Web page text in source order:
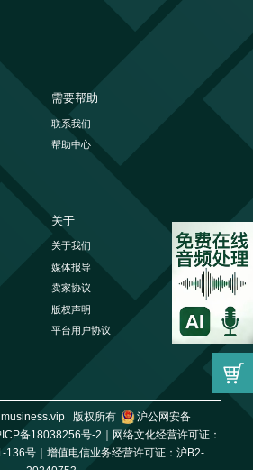
需要帮助
联系我们
帮助中心
关于
关于我们
媒体报导
卖家协议
版权声明
平台用户协议
版权所有
沪公网安备
备18038256号-2｜
网络文化经营许可证：
号｜ 增值电信业务经营许可证：沪B2-